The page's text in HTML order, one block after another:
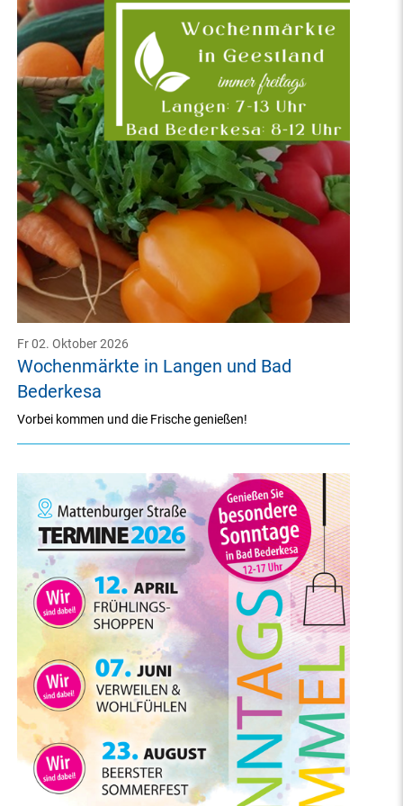
Wochenmärkte in Langen und Bad
Bederkesa
Fr 02. Oktober 2026
Vorbei kommen und die Frische genießen!